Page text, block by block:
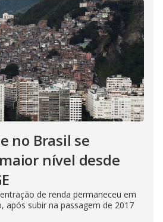
no Brasil se
nível desde
de renda permaneceu em
após subir na passagem de 2017